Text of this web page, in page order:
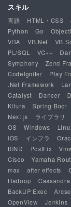
スキル
言語 HTML・CSS
Python
Go
VBA
VB.Net VB
PL/SQL
VC++
Symphony
Zend
CodeIgniter
Play
.Net Framework
Catalyst
Dancer
Kitura
Spring Boot
Next.js
ライブラリ
OS
Windows
iOS
インフラ
BIND
PostFix
Cisco
Yamaha
max
after effects
Hadoop
Cassandra
BackUP Exec
OpenView
Jenkins